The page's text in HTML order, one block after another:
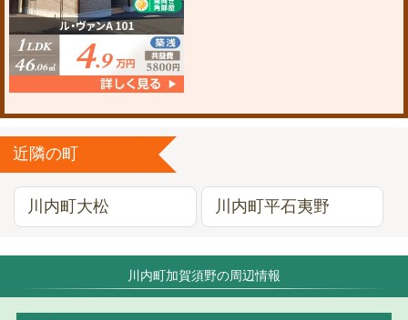
近隣の町
川内町大松 川内町平石夷野
川内町加賀須野の周辺情報